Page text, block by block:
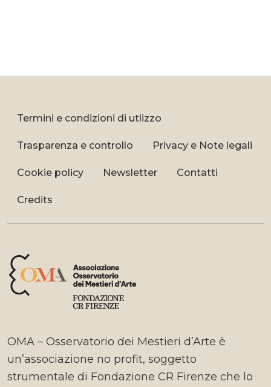
Termini e condizioni di utlizzo
Trasparenza e controllo Privacy e Note legali
Cookie policy Newsletter Contatti
Credits
OMA – Osservatorio dei Mestieri d’Arte è
un’associazione no profit, soggetto
strumentale di Fondazione CR Firenze che lo